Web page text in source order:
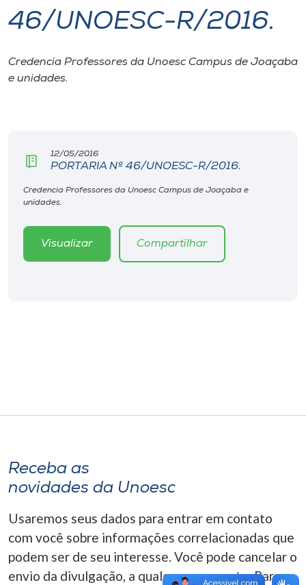
I.nova
Diplomados
CPA
Biblioteca
Editora
A-
46/UNOESC-R/2016.
Credencia Professores da Unoesc Campus de Joaçaba
e unidades.
12/05/2016
PORTARIA Nº 46/UNOESC-R/2016.
Credencia Professores da Unoesc Campus de Joaçaba e
unidades.
Visualizar Compartilhar
Receba as
novidades da Unoesc
Usaremos seus dados para entrar em contato
com você sobre informações correlacionadas que
podem ser de seu interesse. Você pode cancelar o
envio da divulgação, a qualquer momento. Para